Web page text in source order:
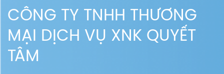
CÔNG TY TNHH THƯƠNG
MẠI DỊCH VỤ XNK QUYẾT
TÂM